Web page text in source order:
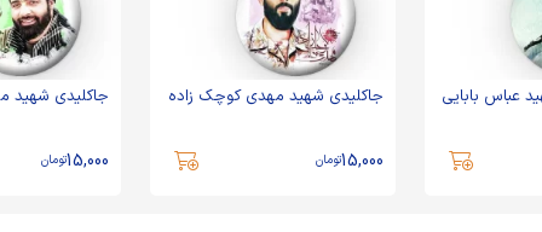
عباس بابایی جاکلیدی شهید مهدی کوچک زاده
15,000تومان
جاکلیدی شهید
15,000تومان